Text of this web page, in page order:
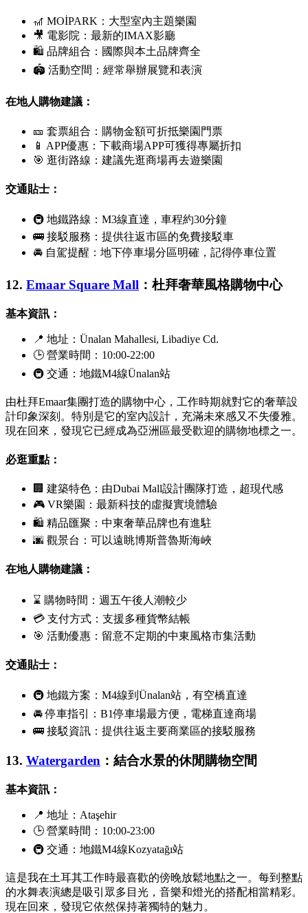
🎢 MOİPARK ：大型室內主題樂園
🎥 電影院：最新的IMAX影廳
🛍 品牌組合：國際與本土品牌齊全
🏟 活動空間：經常舉辦展覽和表演
在地人購物建議：
🎫 套票組合：購物金額可折抵樂園門票
📱 APP優惠：下載商場APP可獲得專屬折扣
🎯 逛街路線：建議先逛商場再去遊樂園
交通貼士：
🚇 地鐵路線：M3線直達，車程約30分鐘
🚌 接駁服務：提供往返市區的免費接駁車
🚘 自駕提醒：地下停車場分區明確，記得停車位置
12. Emaar Square Mall ：杜拜奢華風格購物中心
基本資訊：
📍 地址： Ünalan Mahallesi, Libadiye Cd.
🕒 營業時間：10:00-22:00
🚇 交通：地鐵M4線Ünalan站
由杜拜Emaar集團打造的購物中心，工作時期就對它的奢華設
計印象深刻。特別是它的室內設計，充滿未來感又不失優雅。
現在回來，發現它已經成為亞洲區最受歡迎的購物地標之一。
必逛重點：
🏢 建築特色：由Dubai Mall設計團隊打造，超現代感
🎮 VR樂園：最新科技的虛擬實境體驗
🛍 精品匯聚：中東奢華品牌也有進駐
🌆 觀景台：可以遠眺博斯普魯斯海峽
在地人購物建議：
⌛ 購物時間：週五午後人潮較少
💳 支付方式：支援多種貨幣結帳
🎯 活動優惠：留意不定期的中東風格市集活動
交通貼士：
🚇 地鐵方案：M4線到 Ünalan站，有空橋直達
🚘 停車指引：B1停車場最方便，電梯直達商場
🚌 接駁資訊：提供往返主要商業區的接駁服務
13. Watergarden ：結合水景的休閒購物空間
基本資訊：
📍 地址： Ataşehir
🕒 營業時間：10:00-23:00
🚇 交通：地鐵M4線Kozyatağı站
這是我在土耳其工作時最喜歡的傍晚放鬆地點之一。每到整點
的水舞表演總是吸引眾多目光，音樂和燈光的搭配相當精彩。
現在回來，發現它依然保持著獨特的魅力。